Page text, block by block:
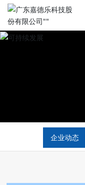
首页
研发创新
新闻中心
企业动态